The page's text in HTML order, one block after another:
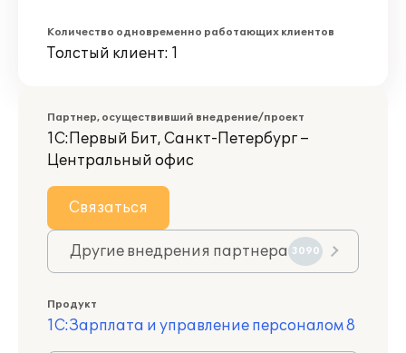
Количество одновременно работающих клиентов
Толстый клиент: 1
Партнер, осуществивший внедрение/проект
1С:Первый Бит, Санкт-Петербург –
Центральный офис
Связаться
Другие внедрения партнера 3090
Продукт
1С:Зарплата и управление персоналом 8